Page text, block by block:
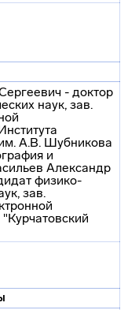
- доктор
наук, зав.
А.В. Шубникова
и
Александр
физико-
зав.